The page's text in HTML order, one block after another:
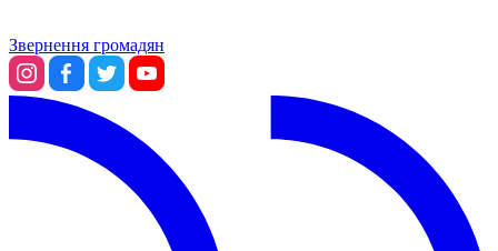
Звернення громадян